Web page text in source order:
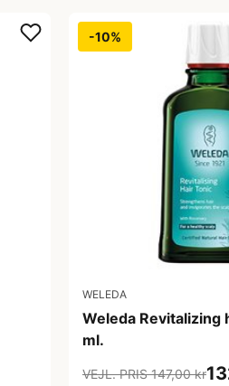
-10%
WELEDA
Weleda Revitalizing
ml.
VEJL. PRIS 147,00 kr